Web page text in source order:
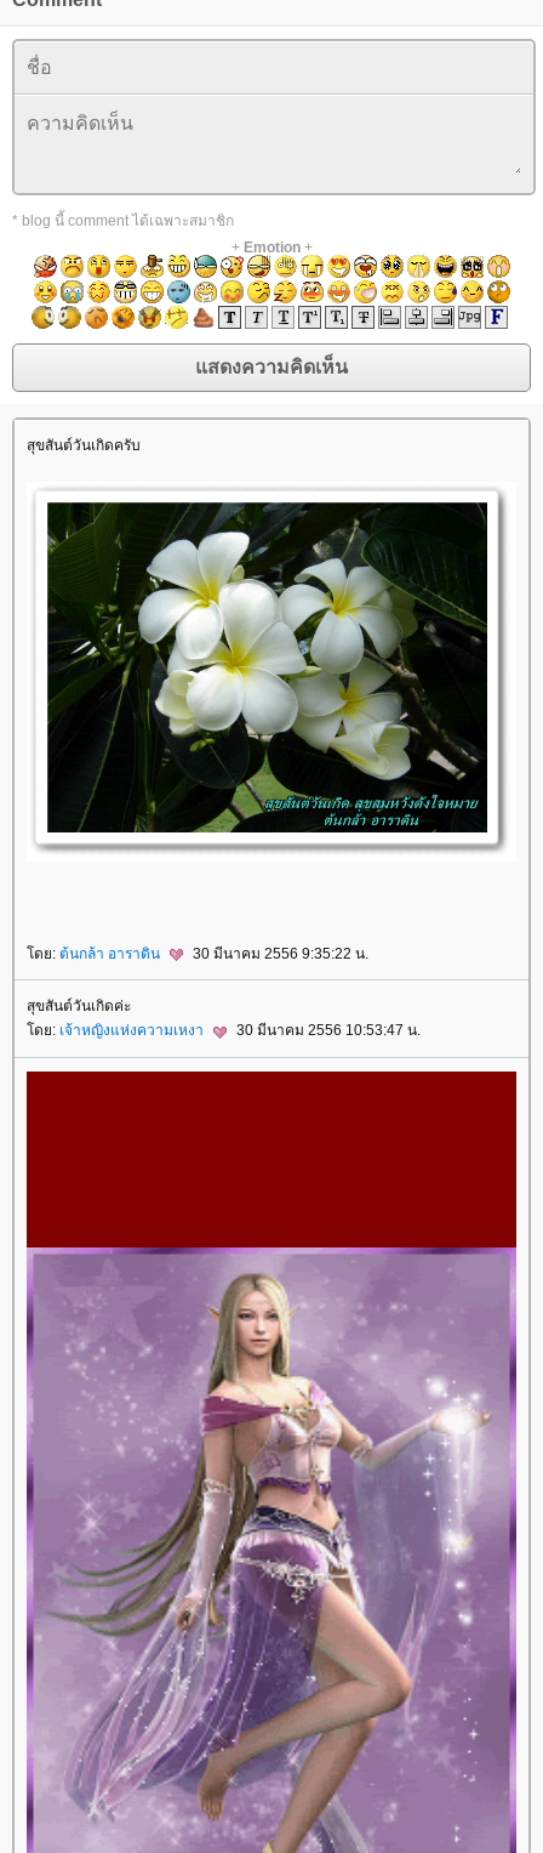
* blog นี้ comment ได้เฉพาะสมาชิก
+ Emotion+
สุขสันต์วันเกิดครับ
ดย: ต้นกล้า อาราดิน 30 มีนาคม 2556 9:35:22 น.
สุขสันต์วันเกิดค่ะ
ดย: เจ้าหญิงแห่งความเหงา 30 มีนาคม 2556 10:53:47 น.